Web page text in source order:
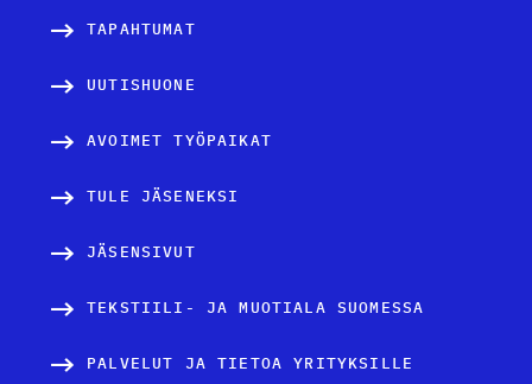
TAPAHTUMAT
UUTISHUONE
AVOIMET TYÖPAIKAT
TULE JÄSENEKSI
JÄSENSIVUT
TEKSTIILI- JA MUOTIALA SUOMESSA
PALVELUT JA TIETOA YRITYKSILLE